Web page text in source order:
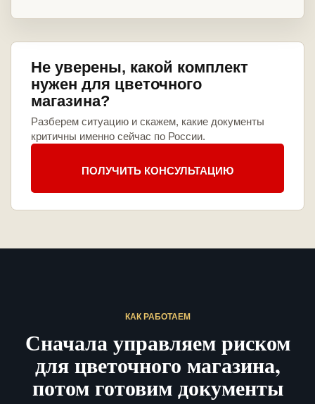
Не уверены, какой комплект
нужен для цветочного
магазина?
Разберем ситуацию и скажем, какие документы
критичны именно сейчас по России.
ПОЛУЧИТЬ КОНСУЛЬТАЦИЮ
КАК РАБОТАЕМ
Сначала управляем риском
для цветочного магазина,
потом готовим документы